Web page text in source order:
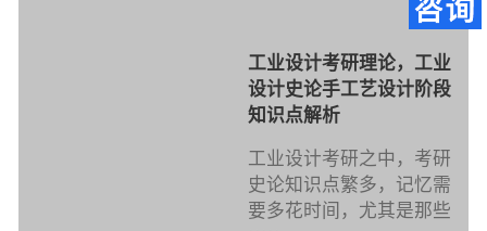
工业设计考研理论，工业
设计史论手工艺设计阶段
知识点解析
工业设计考研之中，考研
史论知识点繁多，记忆需
要多花时间，尤其是那些